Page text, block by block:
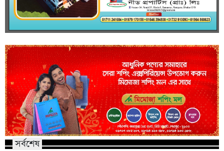
সর্বশেষ